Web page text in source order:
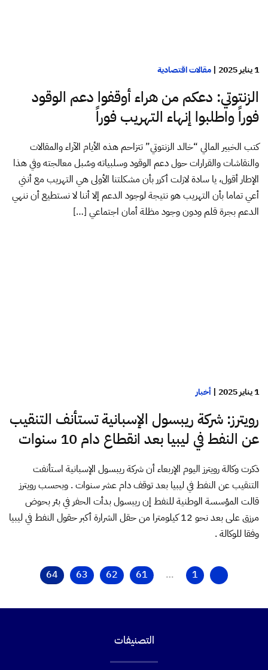
1 يناير 2025 | مقالات اقتصادية
الزنتوتي: دعكم من هراء أوقفوا دعم الوقود
فوراً واطلبوا إنهاء التهريب فوراً
كتب الخبير المالي “خالد الزنتوتي” تتزاحم هذه الأيام الآراء والمقالات
والنقاشات والقرارات حول دعم الوقود وسلبياته وسُبل معالجته وفي هذا
الإطار أقول، يا سادة لازلت أكرر بأن مشكلتنا الأولى هي التهريب مع أنني
أعي تماما بأن التهريب هو نتيجة لوجود الدعم إلا أننا لا نستطيع أن ننهي
الدعم بجرة قلم ودون وجود مظلة أمان اجتماعي […]
1 يناير 2025 | أخبار
رويترز: شركة ريبسول الإسبانية تستأنف التنقيب
عن النفط في ليبيا بعد انقطاع دام 10 سنوات
ذكرت وكالة رويترز اليوم الإربعاء أن شركة ريبسول الإسبانية استأنفت
التنقيب عن النفط في ليبيا بعد توقف دام عشر سنوات . وبحسب رويترز
قالت المؤسسة الوطنية للنفط إن ريبسول بدأت الحفر في بئر بحوض
مرزق على بعد نحو 12 كيلومترا من حقل الشرارة أكبر حقول النفط في ليبيا
وفقا للوكالة .
1
…
61
62
63
64
التصنيفات